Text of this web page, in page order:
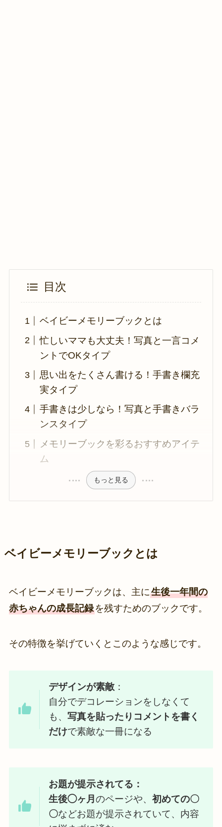
目次
ベイビーメモリーブックとは
忙しいママも大丈夫！写真と一言コメ
ントでOKタイプ
思い出をたくさん書ける！手書き欄充
実タイプ
手書きは少しなら！写真と手書きバラ
ンスタイプ
メモリーブックを彩るおすすめアイテ
ム
もっと見る
ベイビーメモリーブックとは
ベイビーメモリーブックは、主に生後一年間の
赤ちゃんの成長記録を残すためのブックです。
その特徴を挙げていくとこのような感じです。
デザインが素敵：
自分でデコレーションをしなくて
も、 写真を貼ったりコメントを書く
だけで素敵な一冊になる
お題が提示されてる：
生後◯ヶ月 のページや、 初めての〇
〇などお題が提示されていて、内容